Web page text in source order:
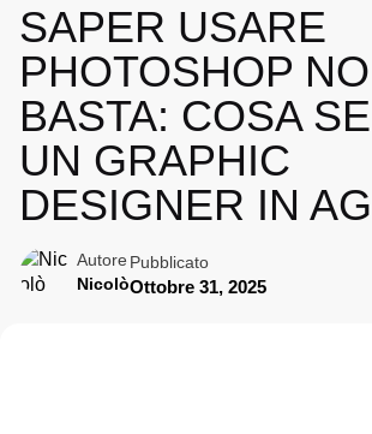
SAPER USARE
PHOTOSHOP
BASTA: COSA
UN GRAPHIC
DESIGNER IN
Autore
Nicolò
Pubblicato
Ottobre 31, 2025